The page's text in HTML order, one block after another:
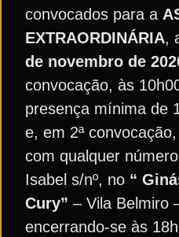
convocados para a
EXTRAORDINÁRIA,
de novembro de
convocação, às
presença mínima de
e, em 2ª
com qualquer
Isabel s/nº, no “
Cury” – Vila Belmiro
encerrando-se às